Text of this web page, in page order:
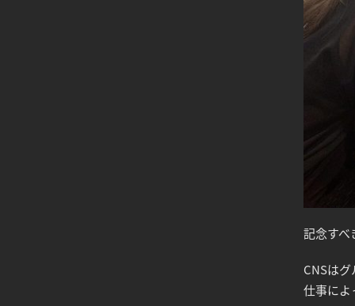
記念すべ
CNSは
仕事によ